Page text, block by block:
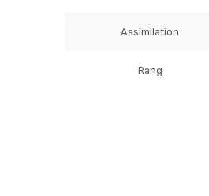
Assimilation
Rang